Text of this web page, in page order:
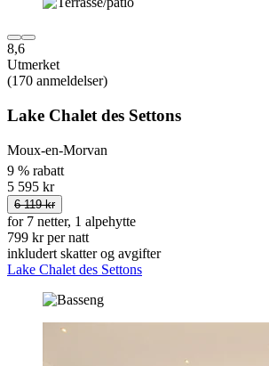
8,6
Utmerket
(170 anmeldelser)
Lake Chalet des Settons
Moux-en-Morvan
9 % rabatt
5 595 kr
6 119 kr
for 7 netter, 1 alpehytte
799 kr per natt
inkludert skatter og avgifter
Lake Chalet des Settons